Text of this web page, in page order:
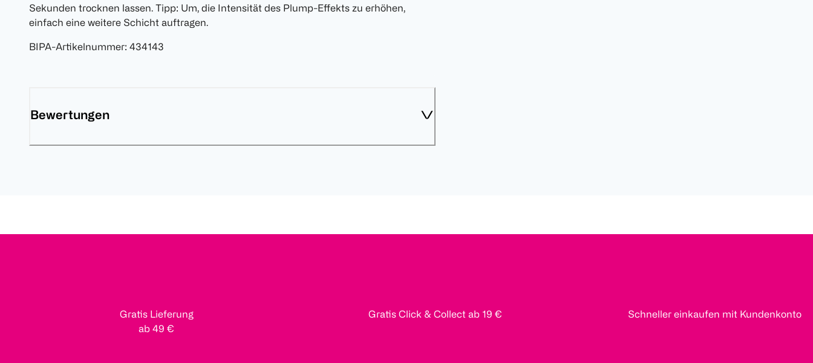
Sekunden trocknen lassen. Tipp: Um, die Intensität des Plump-Effekts zu erhöhen,
einfach eine weitere Schicht auftragen.
BIPA-Artikelnummer: 434143
Bewertungen
Gratis Lieferung
ab 49 €
Gratis Click & Collect ab 19 € Schneller einkaufen mit Kundenkonto